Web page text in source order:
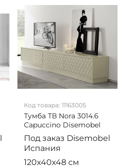
Код товара: 11163005
Тумба ТВ Nora 3014.6
Capuccino Disemobel
Под заказ Disemobel
Испания
120x40x48 см